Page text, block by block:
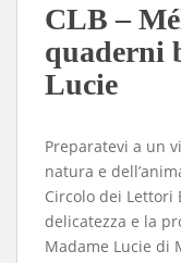
CLB –
quaderni
Lucie
Preparatevi a un
natura e
Circolo dei Lettori
delicatezza e la
Madame Lucie di